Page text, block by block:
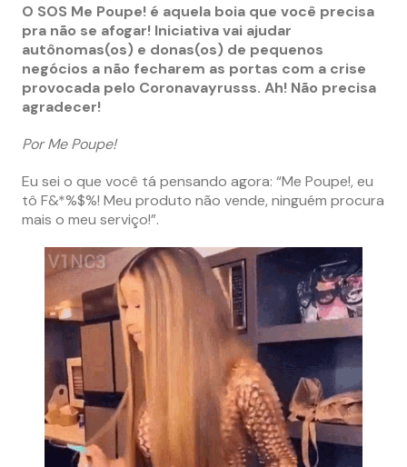
O SOS Me Poupe! é aquela boia que você precisa
pra não se afogar! Iniciativa vai ajudar
autônomas(os) e donas(os) de pequenos
negócios a não fecharem as portas com a crise
provocada pelo Coronavayrusss. Ah! Não precisa
agradecer!
Por Me Poupe!
Eu sei o que você tá pensando agora: “Me Poupe!, eu
tô F&*%$%! Meu produto não vende, ninguém procura
mais o meu serviço!”.